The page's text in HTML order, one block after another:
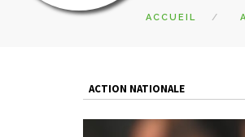
ACCUEIL
ACTION NATIONALE